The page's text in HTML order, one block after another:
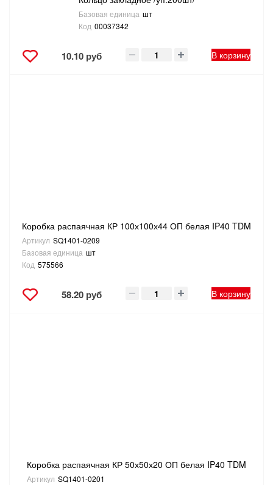
СТРЕМЯНКИ,ЛЕСТНИЦЫ
СТРОИТЕЛЬНЫЕ И ОТДЕЛОЧНЫЕ МАТЕРИАЛЫ
ЭЛЕКТРОМОНТАЖНЫЕ ТОВАРЫ, СВЕТОТЕХНИКА
Базовая единица шт
Код 00037342
10.10 руб В корзину
Коробка распаячная КР 100х100х44 ОП белая IP40 TDM
Артикул SQ1401-0209
Базовая единица шт
Код 575566
58.20 руб В корзину
Коробка распаячная КР 50х50х20 ОП белая IP40 TDM
Артикул SQ1401-0201